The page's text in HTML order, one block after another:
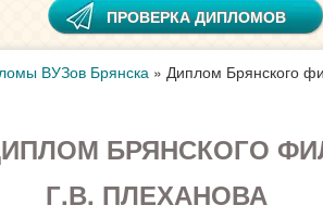
ПРОВЕРКА ДИПЛОМОВ
ВУЗов Брянска» Диплом Брянского
БРЯНСКОГО
Г.В. ПЛЕХАНОВА